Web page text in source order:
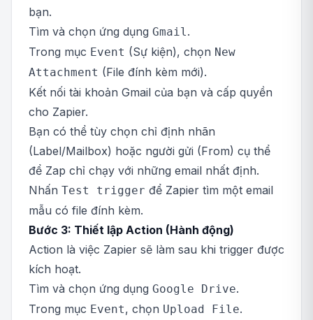
bạn.
Tìm và chọn ứng dụng Gmail.
Trong mục Event (Sự kiện), chọn New
Attachment (File đính kèm mới).
Kết nối tài khoản Gmail của bạn và cấp quyền
cho Zapier.
Bạn có thể tùy chọn chỉ định nhãn
(Label/Mailbox) hoặc người gửi (From) cụ thể
để Zap chỉ chạy với những email nhất định.
Nhấn Test trigger để Zapier tìm một email
mẫu có file đính kèm.
Bước 3: Thiết lập Action (Hành động)
Action là việc Zapier sẽ làm sau khi trigger được
kích hoạt.
Tìm và chọn ứng dụng Google Drive.
Trong mục Event, chọn Upload File.